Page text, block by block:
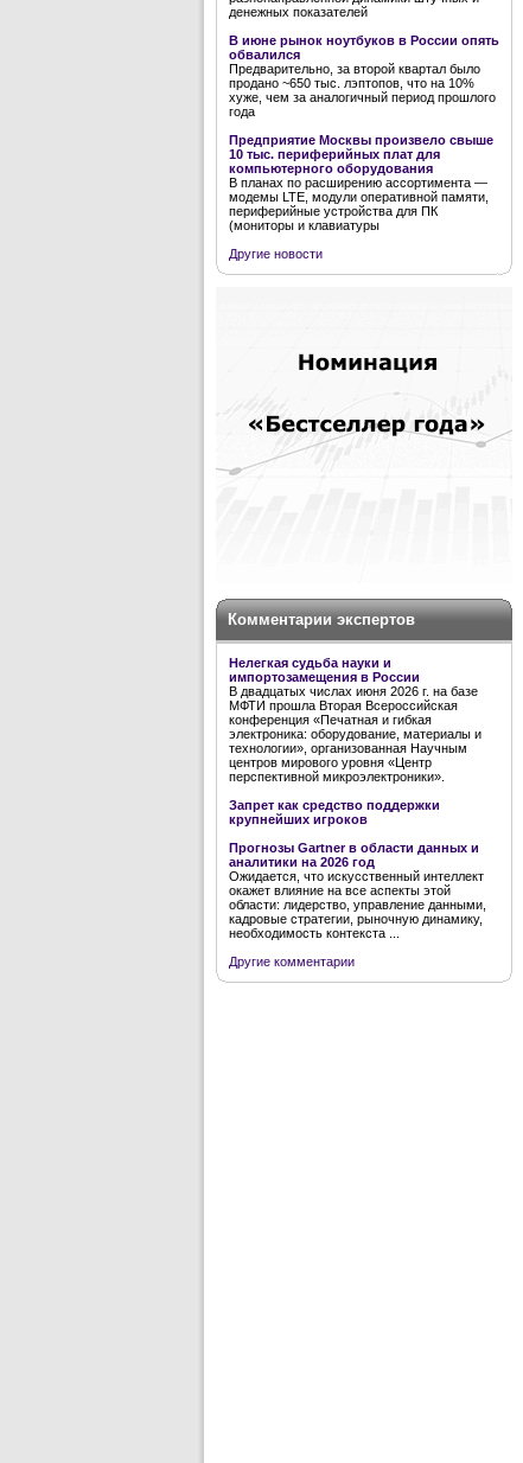
денежных показателей
В июне рынок ноутбуков в России опять
обвалился
Предварительно, за второй квартал было
продано ~650 тыс. лэптопов, что на 10%
хуже, чем за аналогичный период прошлого
года
Предприятие Москвы произвело свыше
10 тыс. периферийных плат для
компьютерного оборудования
В планах по расширению ассортимента —
модемы LTE, модули оперативной памяти,
периферийные устройства для ПК
(мониторы и клавиатуры
Другие новости
Комментарии экспертов
Нелегкая судьба науки и
импортозамещения в России
В двадцатых числах июня 2026 г. на базе
МФТИ прошла Вторая Всероссийская
конференция «Печатная и гибкая
электроника: оборудование, материалы и
технологии», организованная Научным
центров мирового уровня «Центр
перспективной микроэлектроники».
Запрет как средство поддержки
крупнейших игроков
Прогнозы Gartner в области данных и
аналитики на 2026 год
Ожидается, что искусственный интеллект
окажет влияние на все аспекты этой
области: лидерство, управление данными,
кадровые стратегии, рыночную динамику,
необходимость контекста ...
Другие комментарии